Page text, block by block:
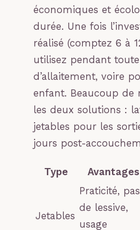
économiques et
durée. Une fois
réalisé (comptez 6 à
utilisez pendant
d’allaitement, voire
enfant. Beaucoup de
les deux solutions :
jetables pour les
jours post-
Type Avantages
Jetables
Praticité, pas
de lessive,
usage